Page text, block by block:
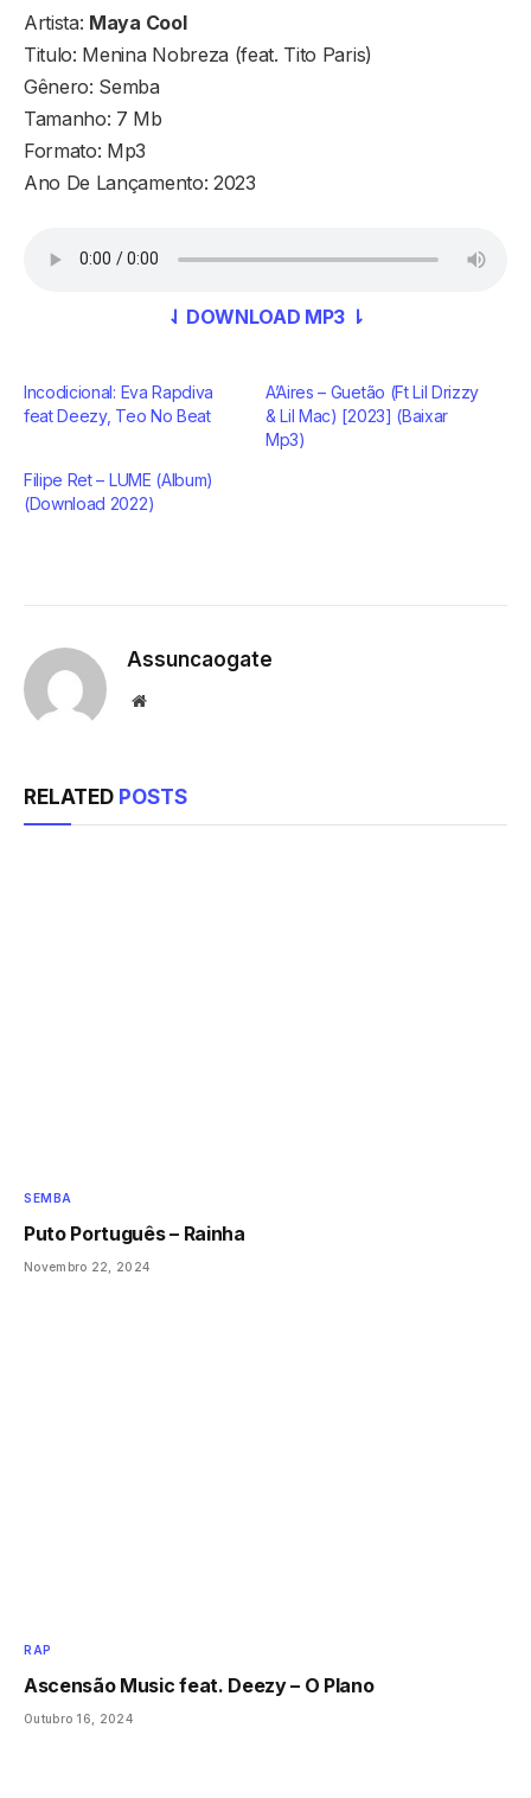
Artista: Maya Cool
Titulo: Menina Nobreza (feat. Tito Paris)
Gênero: Semba
Tamanho: 7 Mb
Formato: Mp3
Ano De Lançamento: 2023
⇃ DOWNLOAD MP3 ⇂
Incodicional: Eva Rapdiva
feat Deezy, Teo No Beat
A’Aires – Guetão (Ft Lil Drizzy
& Lil Mac) [2023] (Baixar
Mp3)
Filipe Ret – LUME (Album)
(Download 2022)
Assuncaogate
Website
RELATED POSTS
SEMBA
Puto Português – Rainha
Novembro 22, 2024
RAP
Ascensão Music feat. Deezy – O Plano
Outubro 16, 2024